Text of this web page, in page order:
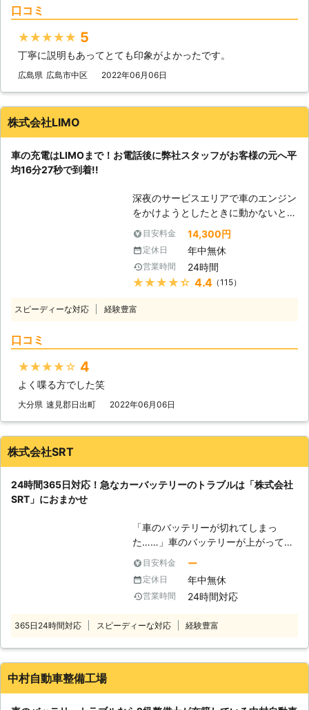
てしまったからです。車のエンジンは
バッテリー内の電気を利用して動きだ
って動かなくなってしまいます。
できます 車のバッテリーが上がって
しまったことに気づくのは、車を運転
しようとしたけれどうんともすんとも
動かないときです。実際に運転をしよ
うとしたその瞬間に気が付くので、時
間的に余裕がないことも多いでしょ
う。 そんなときこそ、弊社「株式会
社クイックキャット」の出番です！弊
えて準備しているからこそ、お客様か
のトラブルに迅速に解決して、車を走
らせることが可能です。お客様がすぐ
にでも運転ができる状況になるように
口コミ
★★★★★ 5
丁寧に説明もあってとても印象がよかったです。
広島県 広島市中区 2022年06月06日
株式会社LIMO
車の充電はLIMOまで！お電話後に弊社スタッフがお客様の元へ平
均16分27秒で到着!!
深夜のサービスエリアで車のエンジン
をかけようとしたときに動かないと、
困ってしまいますよね。エンジンがか
からなければ自宅にも帰れない、観光
もできないので八方塞がりです。 そ
んなときこそ、弊社「LＩMO」がお
客様の元へすぐに駆けつけてお助けし
電話をいただいたてから平均16分27
を何度も反復すると、作業内容を覚え
けられるようになったのです。 この
することができます。もしも車のエン
ジンが止まった場合、弊社までご連絡
くださいませ。連絡後、弊社スタッフ
がお客様の元へ駆けつけて車のバッテ
リーを充電させていただきます。
目安料金 14,300円
定休日 年中無休
営業時間 24時間
★★★★★ 4.4（115）
スピーディーな対応 経験豊富
口コミ
★★★★★ 4
よく喋る方でした笑
大分県 速見郡日出町 2022年06月06日
株式会社SRT
24時間365日対応！急なカーバッテリーのトラブルは「株式会社
SRT」におまかせ
「車のバッテリーが切れてしまっ
た……」車のバッテリーが上がってし
まうと、エンジンが動かなくなってし
まったり、ライトが付かなくなったり
してしまいます。その原因は、車のバ
ッテリーが上がってしまったからかも
がった時は「株式会社SRT」におまか
目安料金 ー
定休日 年中無休
営業時間 24時間対応
365日24時間対応 スピーディーな対応 経験豊富
中村自動車整備工場